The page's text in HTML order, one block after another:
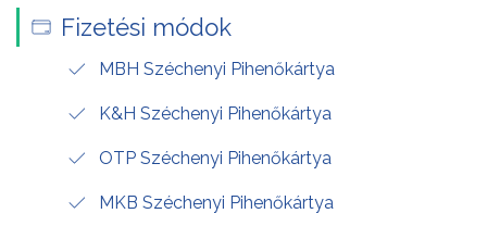
Fizetési módok
MBH Széchenyi Pihenőkártya
K&H Széchenyi Pihenőkártya
OTP Széchenyi Pihenőkártya
MKB Széchenyi Pihenőkártya